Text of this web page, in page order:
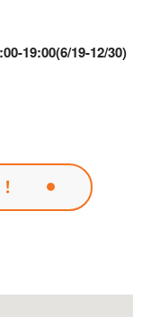
19:00(6/19-12/30)